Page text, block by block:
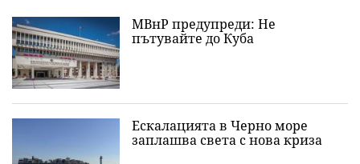
МВнР предупреди: Не
пътувайте до Куба
Ескалацията в Черно море
заплашва света с нова криза